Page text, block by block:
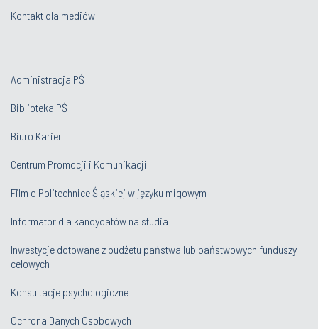
Kontakt dla mediów
Administracja PŚ
Biblioteka PŚ
Biuro Karier
Centrum Promocji i Komunikacji
Film o Politechnice Śląskiej w języku migowym
Informator dla kandydatów na studia
Inwestycje dotowane z budżetu państwa lub państwowych funduszy
celowych
Konsultacje psychologiczne
Ochrona Danych Osobowych